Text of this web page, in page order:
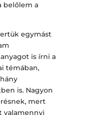
belőlem a
egymást
is írni a
témában,
is. Nagyon
mert
valamennyi